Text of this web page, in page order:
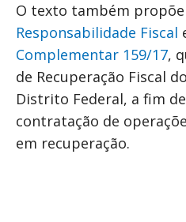
O texto também
Responsabilidade Fiscal
Complementar 159/17,
de Recuperação Fiscal
Distrito Federal, a fim
contratação de
em recuperação.